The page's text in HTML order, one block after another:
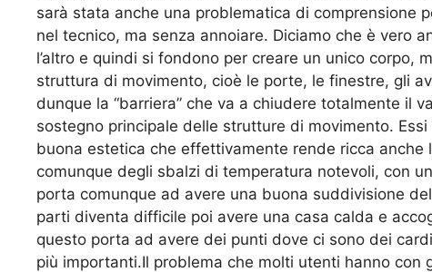
sarà stata anche una problematica di comprensione
nel tecnico, ma senza annoiare. Diciamo che è vero
l’altro e quindi si fondono per creare un unico corpo,
struttura di movimento, cioè le porte, le finestre, gli
dunque la “barriera” che va a chiudere totalmente il
sostegno principale delle strutture di movimento.
buona estetica che effettivamente rende ricca
comunque degli sbalzi di temperatura notevoli, con
porta comunque ad avere una buona suddivisione
parti diventa difficile poi avere una casa calda e
questo porta ad avere dei punti dove ci sono dei
più importanti.Il problema che molti utenti hanno con